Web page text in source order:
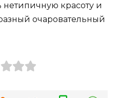
красоту и
очаровательный